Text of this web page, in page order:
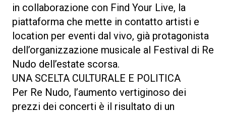
in collaborazione con Find Your Live, la
piattaforma che mette in contatto artisti e
location per eventi dal vivo, già protagonista
dell’organizzazione musicale al Festival di Re
Nudo dell’estate scorsa.
UNA SCELTA CULTURALE E POLITICA
Per Re Nudo, l’aumento vertiginoso dei
prezzi dei concerti è il risultato di un